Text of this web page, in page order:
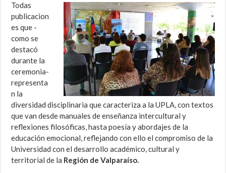
Todas
publicacion
es que -
como se
destacó
durante la
ceremonia-
representa
n la
diversidad disciplinaria que caracteriza a la UPLA, con textos
que van desde manuales de enseñanza intercultural y
reflexiones filosóficas, hasta poesía y abordajes de la
educación emocional, reflejando con ello el compromiso de la
Universidad con el desarrollo académico, cultural y
territorial de la Región de Valparaíso.